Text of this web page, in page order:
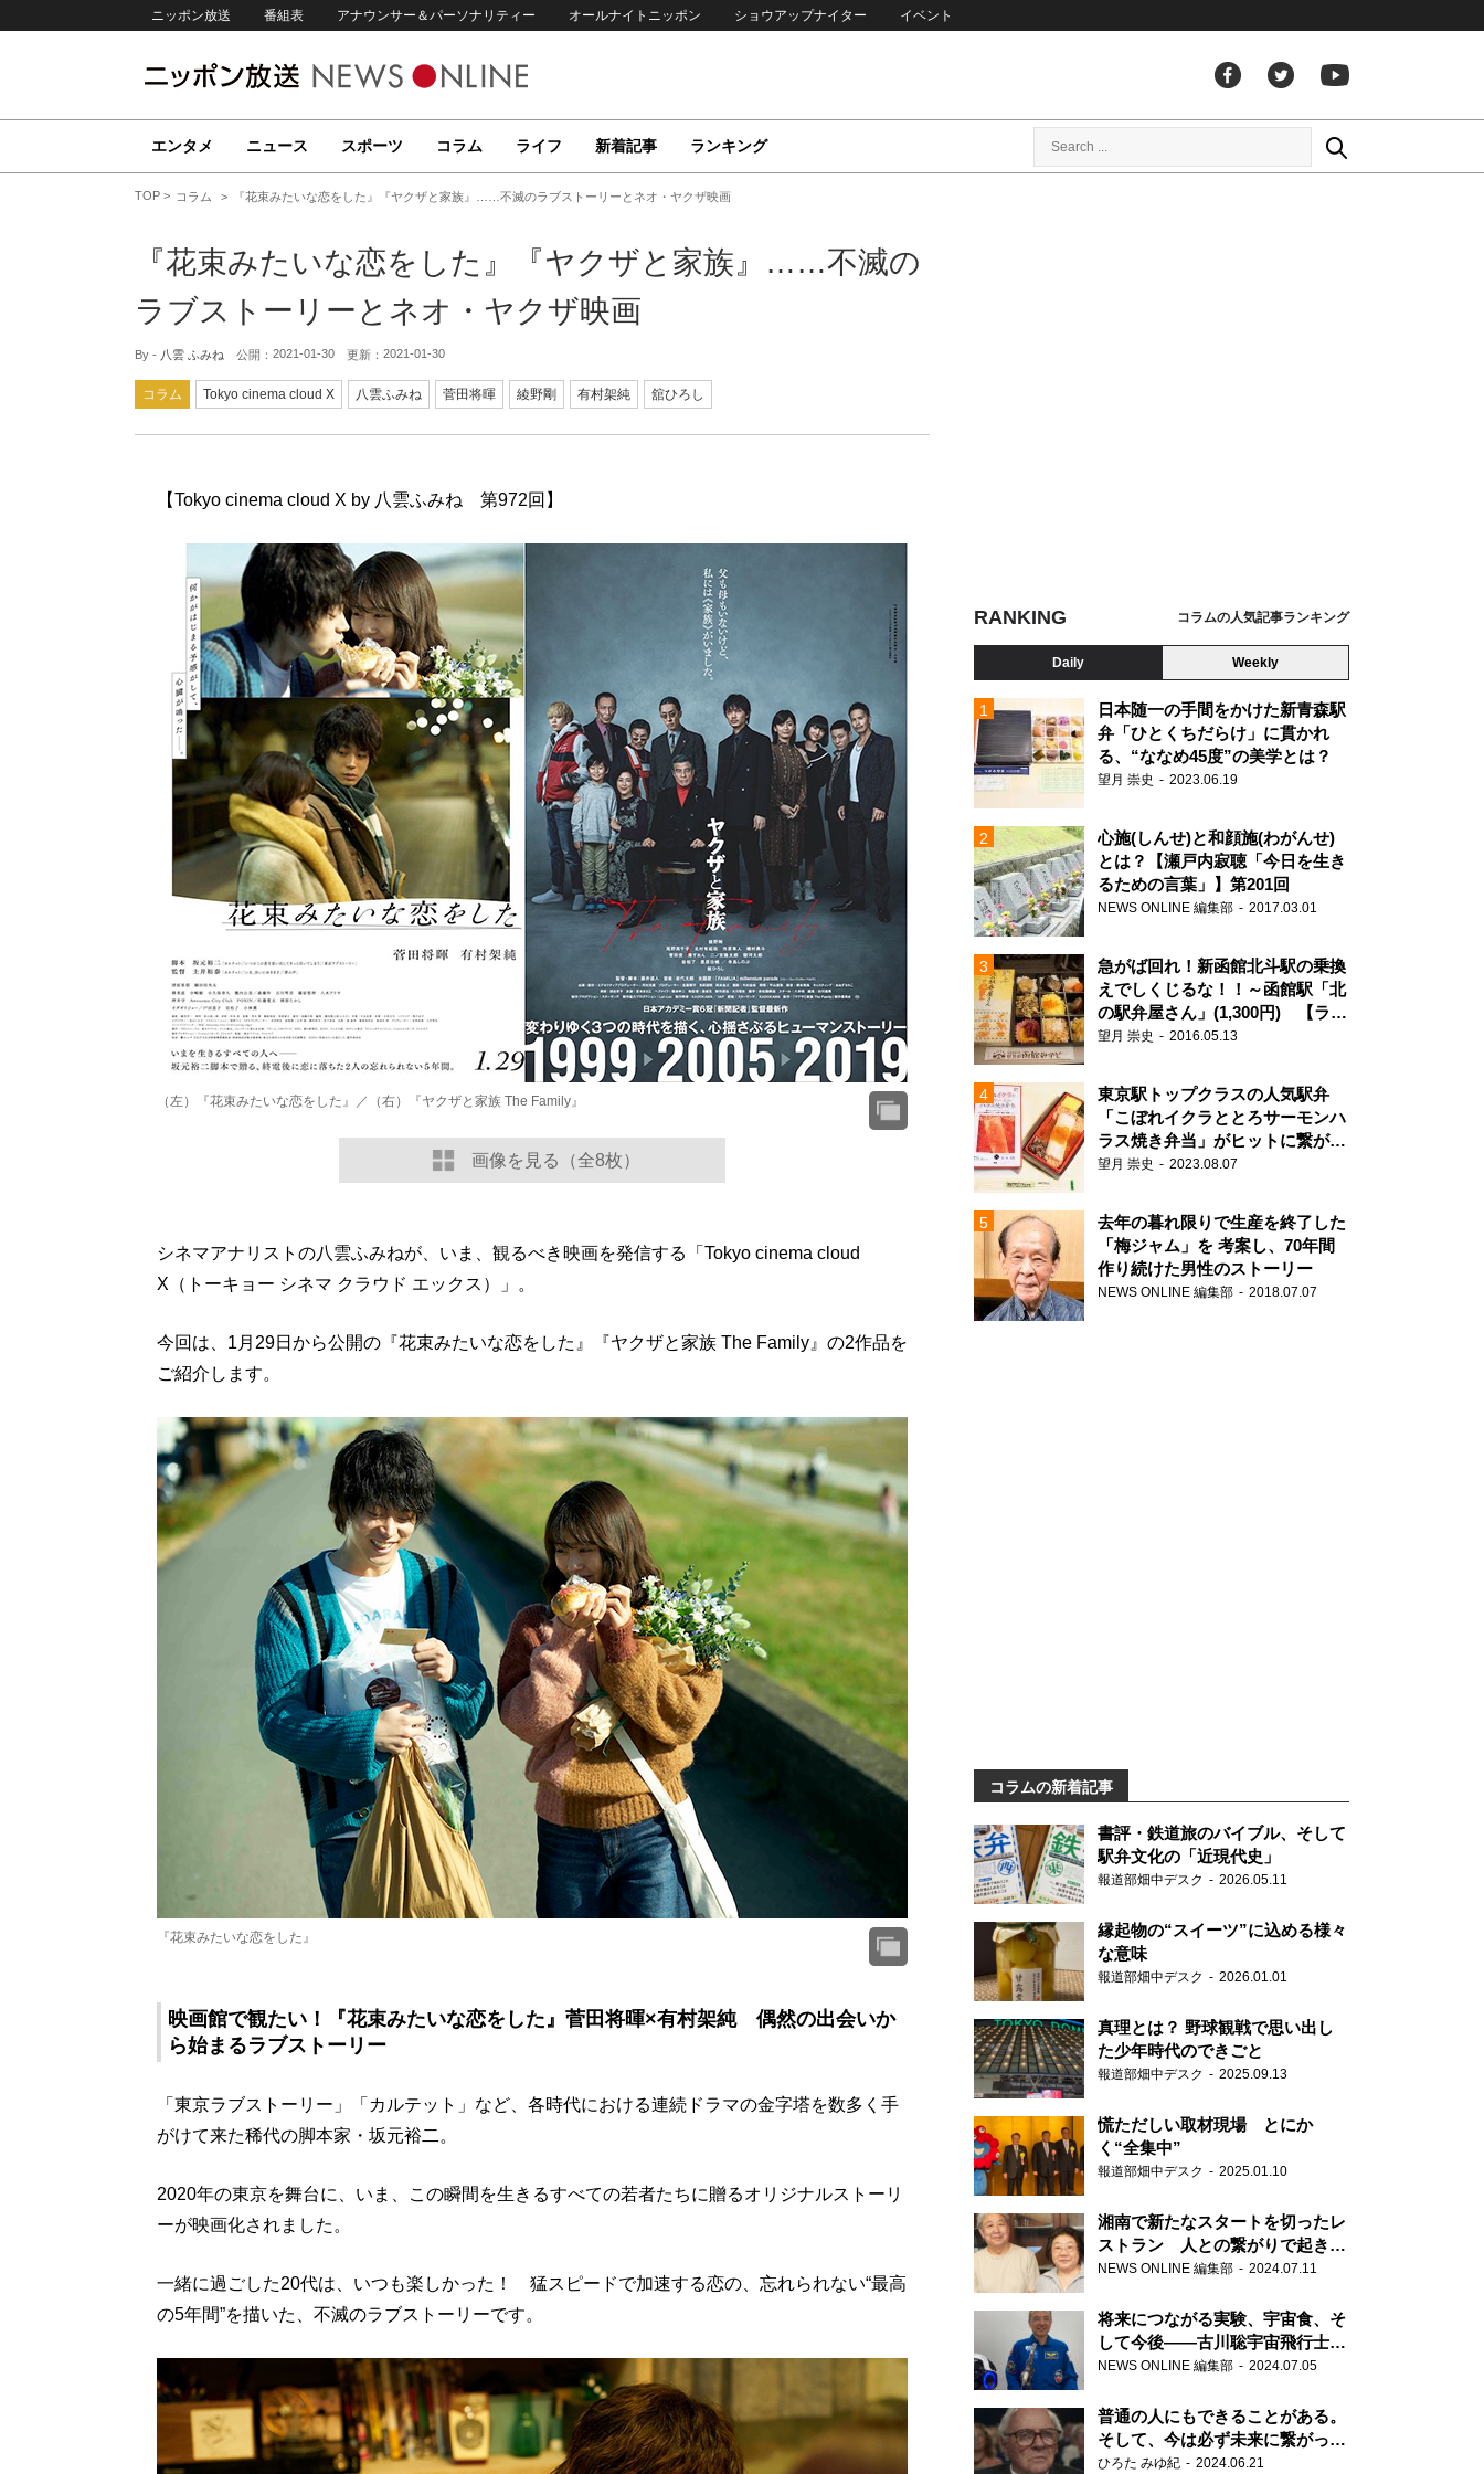
ニッポン放送 番組表 アナウンサー＆パーソナリティー オールナイトニッポン ショウアップナイター イベント
エンタメ ニュース スポーツ コラム ライフ 新着記事 ランキング
TOP コラム 『花束みたいな恋をした』『ヤクザと家族』……不滅のラブストーリーとネオ・ヤクザ映画
『花束みたいな恋をした』『ヤクザと家族』……不滅の
ラブストーリーとネオ・ヤクザ映画
By - 八雲 ふみね 公開： 2021-01-30 更新： 2021-01-30
コラム Tokyo cinema cloud X 八雲ふみね 菅田将暉 綾野剛 有村架純 舘ひろし
【Tokyo cinema cloud X by 八雲ふみね 第972回】
画像を見る（全8枚）
（左）『花束みたいな恋をした』／（右）『ヤクザと家族 The Family』
シネマアナリストの八雲ふみねが、いま、観るべき映画を発信する「Tokyo cinema cloud
X（トーキョー シネマ クラウド エックス）」。
今回は、1月29日から公開の『花束みたいな恋をした』『ヤクザと家族 The Family』の2作品を
ご紹介します。
『花束みたいな恋をした』
映画館で観たい！『花束みたいな恋をした』菅田将暉×有村架純 偶然の出会いか
ら始まるラブストーリー
「東京ラブストーリー」「カルテット」など、各時代における連続ドラマの金字塔を数多く手
がけて来た稀代の脚本家・坂元裕二。
2020年の東京を舞台に、いま、この瞬間を生きるすべての若者たちに贈るオリジナルストーリ
ーが映画化されました。
一緒に過ごした20代は、いつも楽しかった！ 猛スピードで加速する恋の、忘れられない“最高
の5年間”を描いた、不滅のラブストーリーです。
RANKING コラムの人気記事ランキング
Daily Weekly
日本随一の手間をかけた新青森駅
弁「ひとくちだらけ」に貫かれ
る、“ななめ45度”の美学とは？
望月 崇史 2023.06.19
心施(しんせ)と和顔施(わがんせ)
とは？【瀬戸内寂聴「今日を生き
るための言葉」】第201回
NEWS ONLINE 編集部 2017.03.01
急がば回れ！新函館北斗駅の乗換
えでしくじるな！！～函館駅「北
の駅弁屋さん」(1,300円) 【ライ
ター望月の駅弁膝栗毛】
望月 崇史 2016.05.13
東京駅トップクラスの人気駅弁
「こぼれイクラととろサーモンハ
ラス焼き弁当」がヒットに繋がっ
た理由
望月 崇史 2023.08.07
去年の暮れ限りで生産を終了した
「梅ジャム」を 考案し、70年間
作り続けた男性のストーリー
NEWS ONLINE 編集部 2018.07.07
コラムの新着記事
書評・鉄道旅のバイブル、そして
駅弁文化の「近現代史」
報道部畑中デスク 2026.05.11
縁起物の“スイーツ”に込める様々
な意味
報道部畑中デスク 2026.01.01
真理とは？ 野球観戦で思い出し
た少年時代のできごと
報道部畑中デスク 2025.09.13
慌ただしい取材現場 とにか
く“全集中”
報道部畑中デスク 2025.01.10
湘南で新たなスタートを切ったレ
ストラン 人との繋がりで起きた
奇跡
NEWS ONLINE 編集部 2024.07.11
将来につながる実験、宇宙食、そ
して今後――古川聡宇宙飛行士単
独インタビュー
NEWS ONLINE 編集部 2024.07.05
普通の人にもできることがある。
そして、今は必ず未来に繋がって
いく……『ONE LIFE 奇跡が繋い
ひろた みゆ紀 2024.06.21